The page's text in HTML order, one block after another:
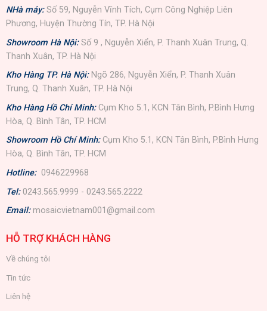
NHà máy: Số 59, Nguyễn Vĩnh Tích, Cụm Công Nghiệp Liên
Phương, Huyện Thường Tín, TP. Hà Nội
Showroom Hà Nội: Số 9 , Nguyễn Xiển, P. Thanh Xuân Trung, Q.
Thanh Xuân, TP. Hà Nội
Kho Hàng TP. Hà Nội: Ngõ 286, Nguyễn Xiển, P. Thanh Xuân
Trung, Q. Thanh Xuân, TP. Hà Nội
Kho Hàng Hồ Chí Minh: Cụm Kho 5.1, KCN Tân Bình, P.Bình Hưng
Hòa, Q. Bình Tân, TP. HCM
Showroom Hồ Chí Minh: Cụm Kho 5.1, KCN Tân Bình, P.Bình Hưng
Hòa, Q. Bình Tân, TP. HCM
Hotline: 0946229968
Tel: 0243.565.9999 - 0243.565.2222
Email: mosaicvietnam001@gmail.com
HỖ TRỢ KHÁCH HÀNG
Về chúng tôi
Tin tức
Liên hệ